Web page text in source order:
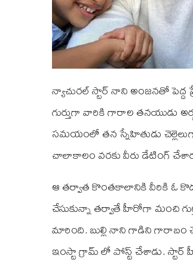
న్యాచురల్ స్టార్ నాని అంజనతో
గుర్తుగా వారికి గారాల తనయుడు
సమయంలో తన స్నేహితుడు
చాలాకాలం వరకు వీరు డేటింగ్
ఆ తర్వాత కొంతకాలానికి వీరికి ఓ
చేసుకున్నా తర్వాతే హీరోగా మంచి
మారింది. బుల్లి నాని గాడిని గారాబం
ఇంస్టా గ్రామ్ లో పోస్ట్ చేశాడు.